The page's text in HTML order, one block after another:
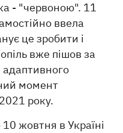
- "червоною". 11
ввела
це зробити і
вже пішов за
момент
року.
жовтня в Україні